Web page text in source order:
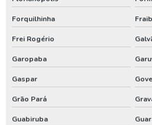
Tratamento de água de poço artesiano
Valor de outorga de poço artesiano
Valor de perfuração de poço artesiano
Instalação de poço
Tubulação para poço artesiano
Aluguel de compressor de ar
Forquilhinha
Frei Rogério
Garopaba
Gaspar
Grão Pará
Guabiruba